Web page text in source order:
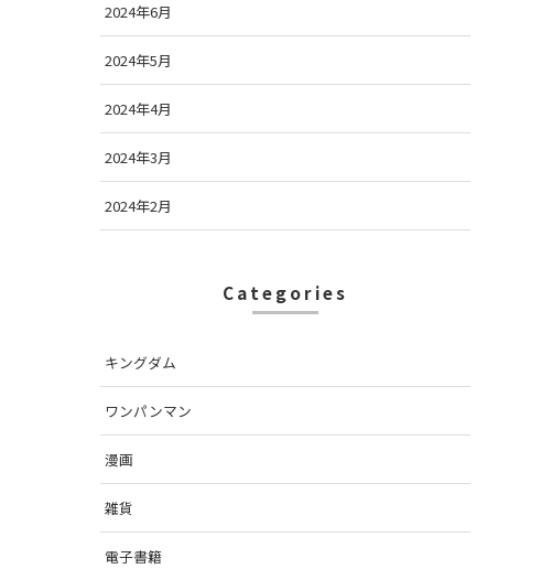
2024年6月
2024年5月
2024年4月
2024年3月
2024年2月
Categories
キングダム
ワンパンマン
漫画
雑貨
電子書籍